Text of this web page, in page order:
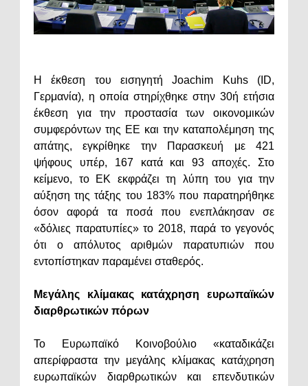
Η έκθεση του εισηγητή Joachim Kuhs (ID,
Γερμανία), η οποία στηρίχθηκε στην 30ή ετήσια
έκθεση για την προστασία των οικονομικών
συμφερόντων της EE και την καταπολέμηση της
απάτης, εγκρίθηκε την Παρασκευή με 421
ψήφους υπέρ, 167 κατά και 93 αποχές. Στο
κείμενο, το ΕΚ εκφράζει τη λύπη του για την
αύξηση της τάξης του 183% που παρατηρήθηκε
όσον αφορά τα ποσά που ενεπλάκησαν σε
«δόλιες παρατυπίες» το 2018, παρά το γεγονός
ότι ο απόλυτος αριθμών παρατυπιών που
εντοπίστηκαν παραμένει σταθερός.
Μεγάλης κλίμακας κατάχρηση ευρωπαϊκών
διαρθρωτικών πόρων
Το Ευρωπαϊκό Κοινοβούλιο «καταδικάζει
απερίφραστα την μεγάλης κλίμακας κατάχρηση
ευρωπαϊκών διαρθρωτικών και επενδυτικών